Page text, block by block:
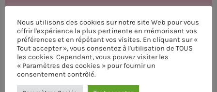
RALIEZOT 92
Nous utilisons des cookies sur notre site Web pour vous
offrir l'expérience la plus pertinente en mémorisant vos
préférences et en répétant vos visites. En cliquant sur «
Tout accepter », vous consentez à l'utilisation de TOUS
les cookies. Cependant, vous pouvez visiter les
« Paramètres des cookies » pour fournir un
consentement contrôlé.